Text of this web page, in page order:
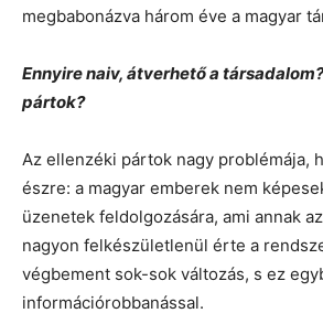
megbabonázva három éve a magyar
Ennyire naiv, átverhető a
pártok?
Az ellenzéki pártok nagy problémája,
észre: a magyar emberek nem
üzenetek feldolgozására, ami annak
nagyon felkészületlenül érte a
végbement sok-sok változás, s ez
információrobbanással.